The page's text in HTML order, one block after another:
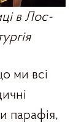
в Лос-
ми всі
парафія,